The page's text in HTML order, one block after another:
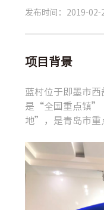
发布时间：2019-02-
项目背景
蓝村位于即墨市西
是“全国重点镇
地”，是青岛市重